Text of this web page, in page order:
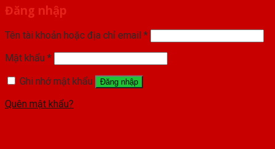
Đăng nhập
Tên tài khoản hoặc địa chỉ email *
Mật khẩu *
Ghi nhớ mật khẩu
Đăng nhập
Quên mật khẩu?